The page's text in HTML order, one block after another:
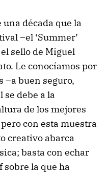
década que la
–el ‘Summer’
sello de Miguel
Le conocíamos por
–a buen seguro,
debe a la
de los mejores
con esta muestra
creativo abarca
basta con echar
sobre la que ha